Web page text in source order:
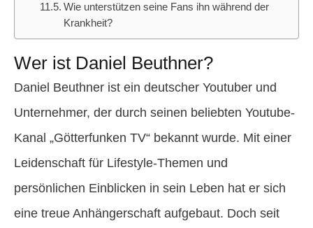
Wie unterstützen seine Fans ihn während der
Krankheit?
Wer ist Daniel Beuthner?
Daniel Beuthner ist ein deutscher Youtuber und
Unternehmer, der durch seinen beliebten Youtube-
Kanal „Götterfunken TV“ bekannt wurde. Mit einer
Leidenschaft für Lifestyle-Themen und
persönlichen Einblicken in sein Leben hat er sich
eine treue Anhängerschaft aufgebaut. Doch seit